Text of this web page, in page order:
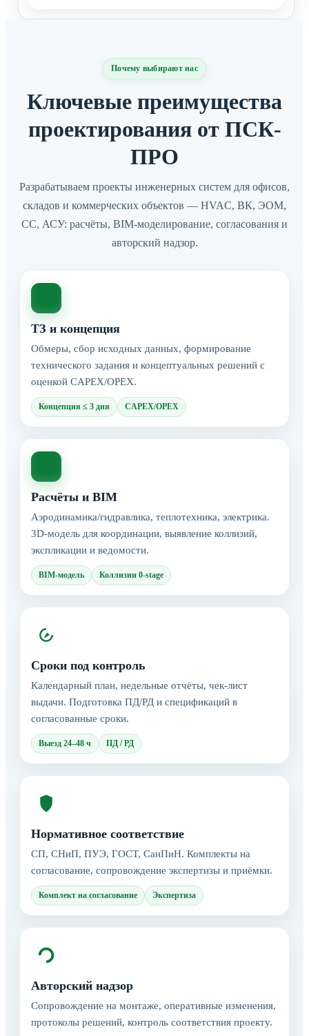
Почему выбирают нас
Ключевые преимущества
проектирования от ПСК-
ПРО
Разрабатываем проекты инженерных систем для офисов,
складов и коммерческих объектов — HVAC, ВК, ЭОМ,
СС, АСУ: расчёты, BIM-моделирование, согласования и
авторский надзор.
ТЗ и концепция
Обмеры, сбор исходных данных, формирование
технического задания и концептуальных решений с
оценкой CAPEX/OPEX.
Концепция ≤ 3 дня CAPEX/OPEX
Расчёты и BIM
Аэродинамика/гидравлика, теплотехника, электрика.
3D-модель для координации, выявление коллизий,
экспликации и ведомости.
BIM-модель Коллизии 0-stage
Сроки под контроль
Календарный план, недельные отчёты, чек-лист
выдачи. Подготовка ПД/РД и спецификаций в
согласованные сроки.
Выезд 24–48 ч ПД / РД
Нормативное соответствие
СП, СНиП, ПУЭ, ГОСТ, СанПиН. Комплекты на
согласование, сопровождение экспертизы и приёмки.
Комплект на согласование Экспертиза
Авторский надзор
Сопровождение на монтаже, оперативные изменения,
протоколы решений, контроль соответствия проекту.